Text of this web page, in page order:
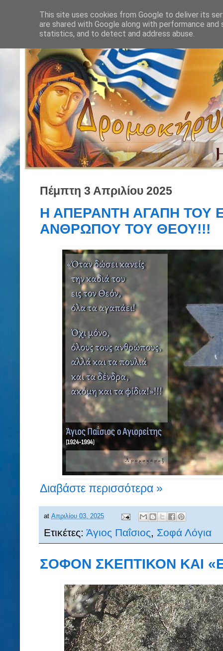
Πέμπτη 3 Απριλίου 2025
Η ΑΠΕΡΑΝΤΗ ΑΓΑΠΗ ΤΟΥ
ΑΝΘΡΩΠΟΥ ΤΟΥ ΘΕΟΥ!!!
Διαβάστε περισσότερα »
at Απριλίου 03, 2025
Ετικέτες: Άγιος Παΐσιος, Σοφά Λόγια
ΣΟΦΟΝ ΣΚΕΠΤΙΚΟΝ ΚΑΙ
This site uses cookies from Google to deliver its
are shared with Google along with performance
statistics, and to detect and address abuse.